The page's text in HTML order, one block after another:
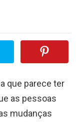
que parece ter
as pessoas
mudanças